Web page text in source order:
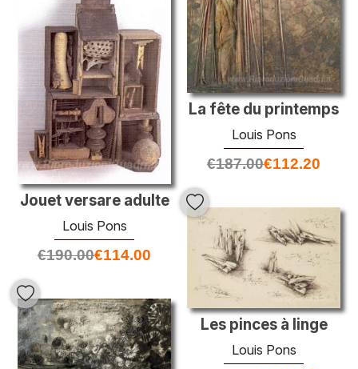
La fête du printemps
Louis Pons
€187.00€112.20
Jouet versare adulte
Louis Pons
€190.00€114.00
Les pinces à linge
Louis Pons